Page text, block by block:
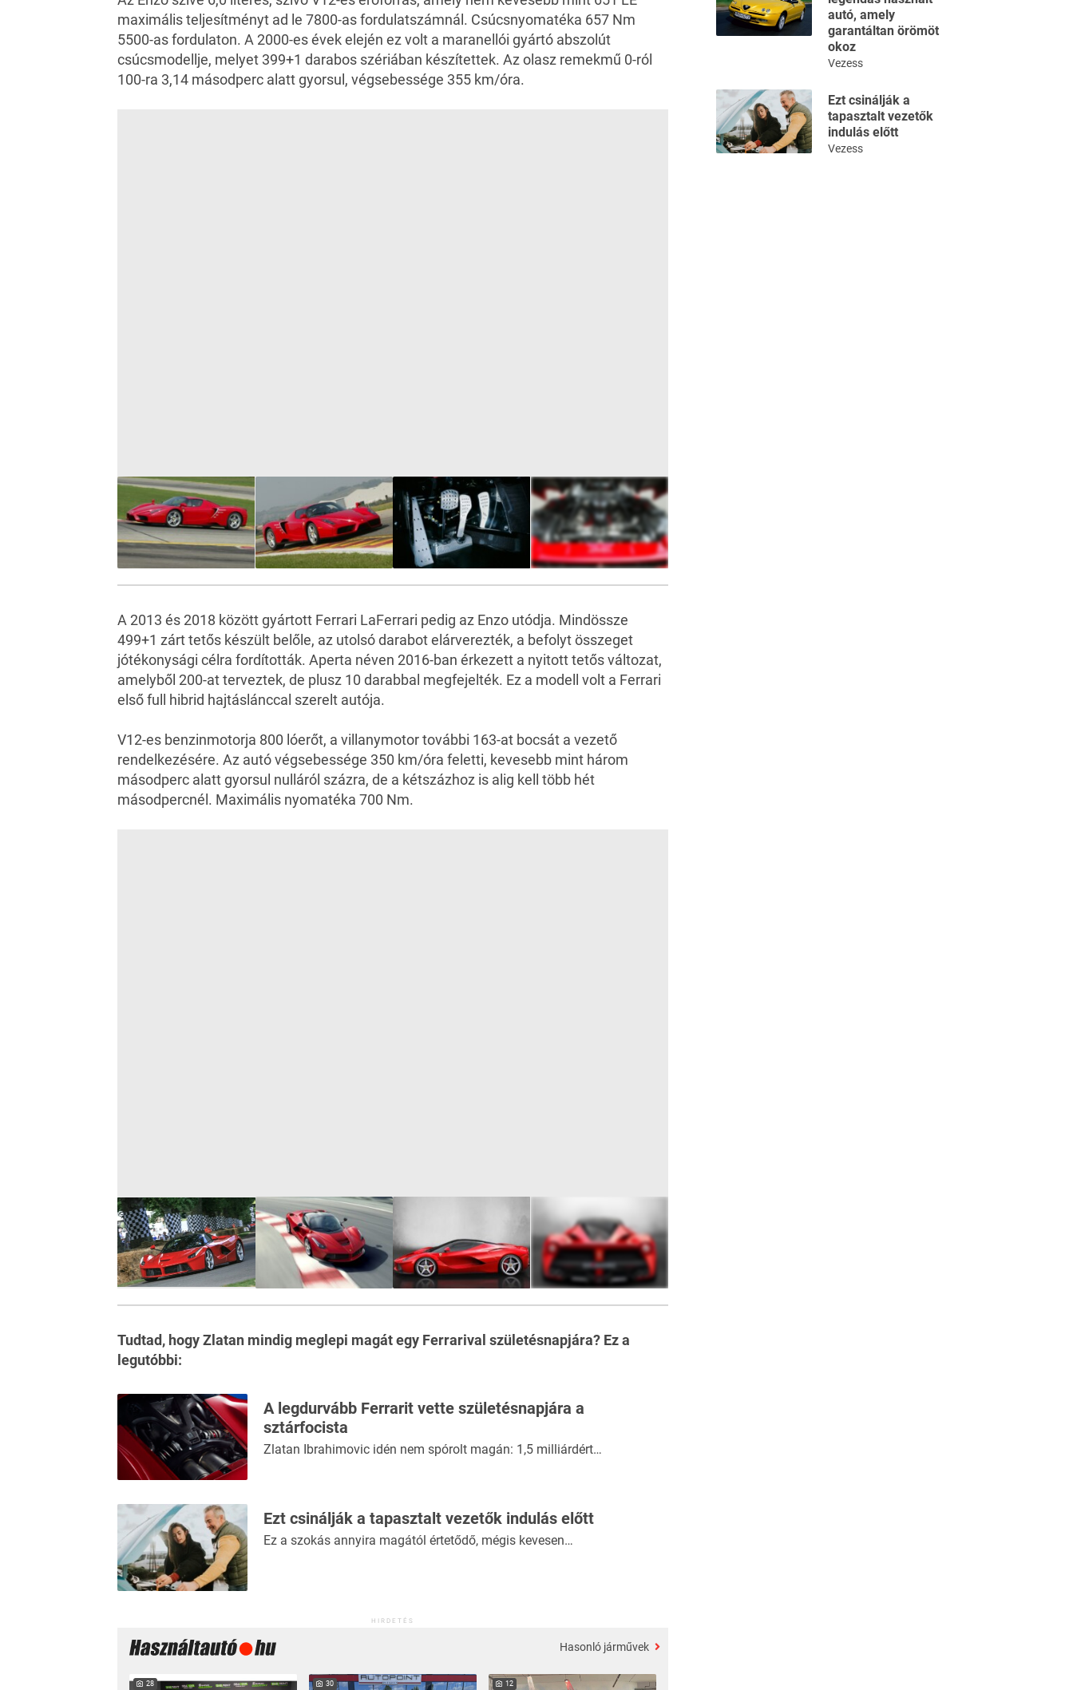
maximális teljesítményt ad le 7800-as fordulatszámnál. Csúcsnyomatéka 657 Nm
5500-as fordulaton. A 2000-es évek elején ez volt a maranellói gyártó abszolút
csúcsmodellje, melyet 399+1 darabos szériában készítettek. Az olasz remekmű 0-ról
100-ra 3,14 másodperc alatt gyorsul, végsebessége 355 km/óra.
A 2013 és 2018 között gyártott Ferrari LaFerrari pedig az Enzo utódja. Mindössze
499+1 zárt tetős készült belőle, az utolsó darabot elárverezték, a befolyt összeget
jótékonysági célra fordították. Aperta néven 2016-ban érkezett a nyitott tetős változat,
amelyből 200-at terveztek, de plusz 10 darabbal megfejelték. Ez a modell volt a Ferrari
első full hibrid hajtáslánccal szerelt autója.
V12-es benzinmotorja 800 lóerőt, a villanymotor további 163-at bocsát a vezető
rendelkezésére. Az autó végsebessége 350 km/óra feletti, kevesebb mint három
másodperc alatt gyorsul nulláról százra, de a kétszázhoz is alig kell több hét
másodpercnél. Maximális nyomatéka 700 Nm.
Tudtad, hogy Zlatan mindig meglepi magát egy Ferrarival születésnapjára? Ez a
legutóbbi:
A legdurvább Ferrarit vette születésnapjára a
sztárfocista
Zlatan Ibrahimovic idén nem spórolt magán: 1,5 milliárdért…
Ezt csinálják a tapasztalt vezetők indulás előtt
Ez a szokás annyira magától értetődő, mégis kevesen…
HIRDETÉS
Hasonló járművek
28 30 12
autó, amely
garantáltan örömöt
okoz
Vezess
Ezt csinálják a
tapasztalt vezetők
indulás előtt
Vezess